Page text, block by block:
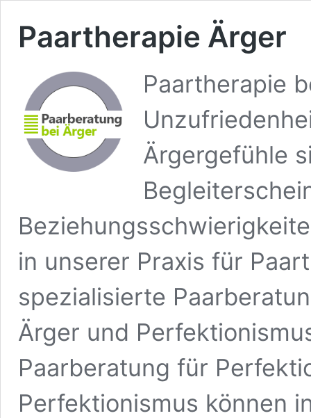
Paartherapie Ärger
Paartherapie
Ärgergefühle
in unserer Praxis für
spezialisierte
Ärger und
Paarberatung für
Perfektionismus können